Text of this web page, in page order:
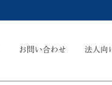
お問い合わせ 法人向